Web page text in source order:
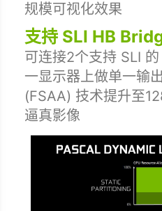
规模可视化效果
支持 SLI HB
可连接2个支持 SLI
一显示器上做单一输
(FSAA) 技术提升至
逼真影像